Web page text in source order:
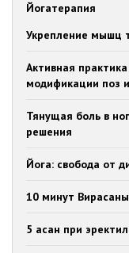
Йогатерапия
Укрепление мышц
Активная
модификации поз
Тянущая боль в
решения
Йога: свобода от
10 минут
5 асан при